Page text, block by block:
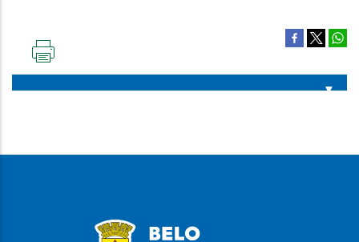
PÁGINA